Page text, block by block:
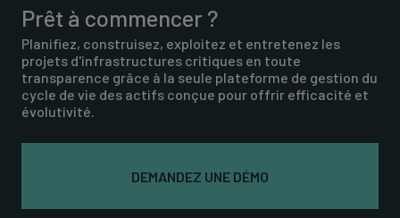
Prêt à commencer ?
Planifiez, construisez, exploitez et entretenez les
projets d'infrastructures critiques en toute
transparence grâce à la seule plateforme de gestion du
cycle de vie des actifs conçue pour offrir efficacité et
évolutivité.
DEMANDEZ UNE DÉMO